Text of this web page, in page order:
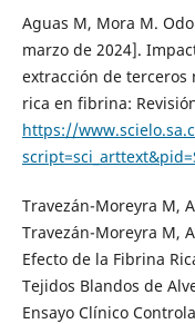
Aguas M, Mora M.
marzo de 2024].
extracción de
rica en fibrina:
https://
Travezán-Moreyra M,
Travezán-Moreyra M,
Efecto de la Fibrina
Tejidos Blandos de
Ensayo Clínico